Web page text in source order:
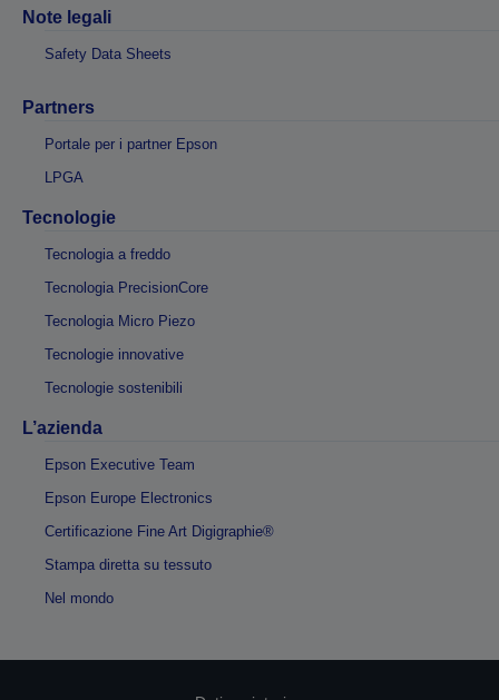
Note legali
Safety Data Sheets
Partners
Portale per i partner Epson
LPGA
Tecnologie
Tecnologia a freddo
Tecnologia PrecisionCore
Tecnologia Micro Piezo
Tecnologie innovative
Tecnologie sostenibili
L’azienda
Epson Executive Team
Epson Europe Electronics
Certificazione Fine Art Digigraphie®
Stampa diretta su tessuto
Nel mondo